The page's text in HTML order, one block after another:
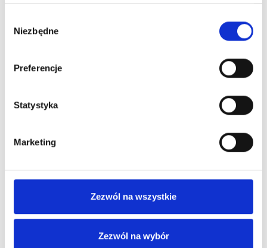
zgody
Niezbędne
Preferencje
Statystyka
Marketing
Zezwól na wszystkie
Zezwól na wybór